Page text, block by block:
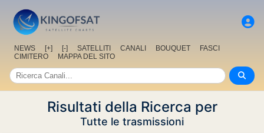
NEWS [+] [-] SATELLITI CANALI BOUQUET
FASCI
CIMITERO
MAPPA DEL SITO
Risultati della Ricerca per
Tutte le trasmissioni